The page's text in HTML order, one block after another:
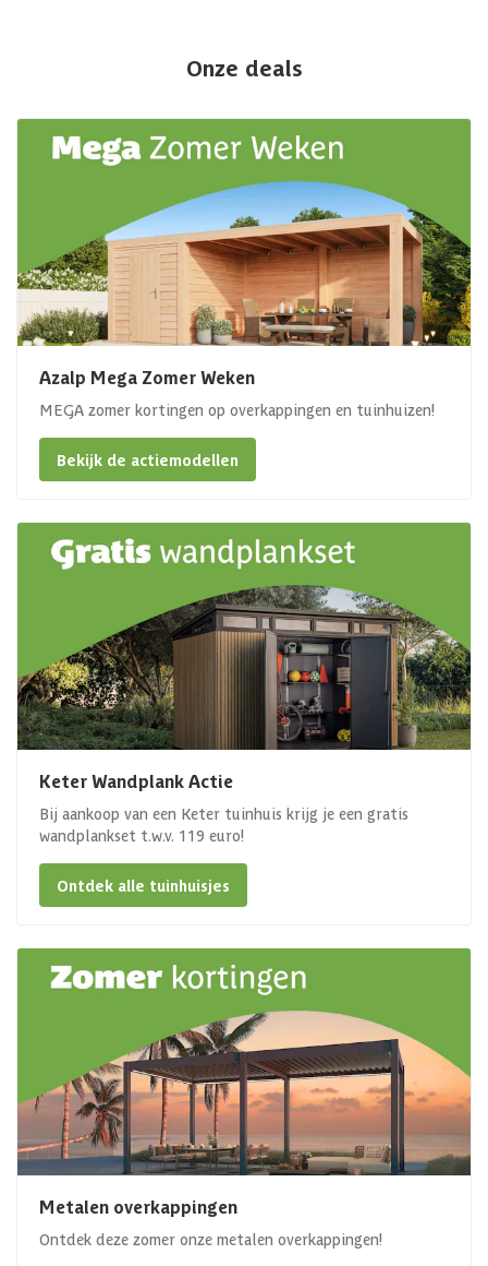
Onze deals
Azalp Mega Zomer Weken
MEGA zomer kortingen op overkappingen en tuinhuizen!
Bekijk de actiemodellen
Keter Wandplank Actie
Bij aankoop van een Keter tuinhuis krijg je een gratis
wandplankset t.w.v. 119 euro!
Ontdek alle tuinhuisjes
Metalen overkappingen
Ontdek deze zomer onze metalen overkappingen!